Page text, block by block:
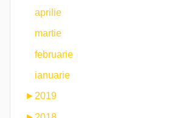
aprilie
martie
februarie
ianuarie
► 2019